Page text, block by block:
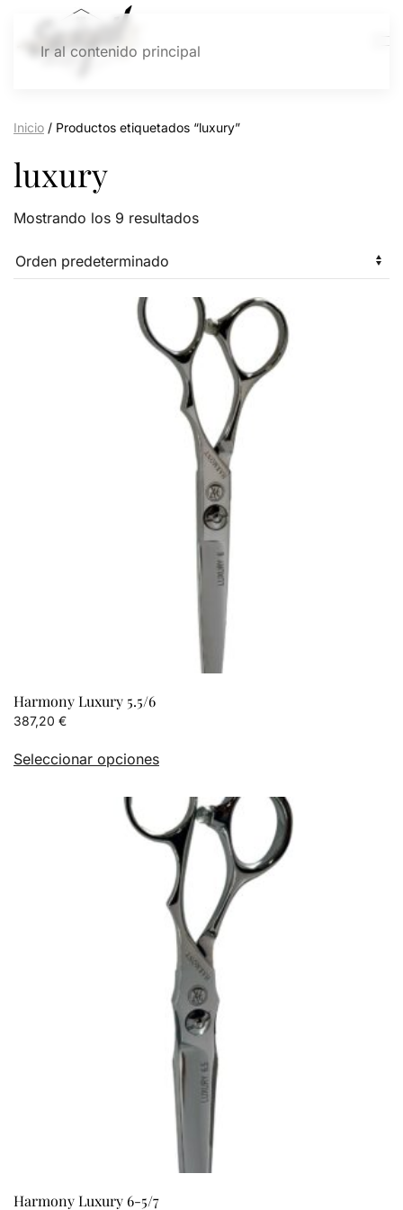
Ir al contenido principal
Inicio / Productos etiquetados “luxury”
luxury
Mostrando los 9 resultados
Harmony Luxury 5.5/6
387,20 €
Seleccionar opcionesproducto
múltiples
variantes.
Las
opciones
se
pueden
elegir
página
de
producto
Harmony Luxury 6-5/7